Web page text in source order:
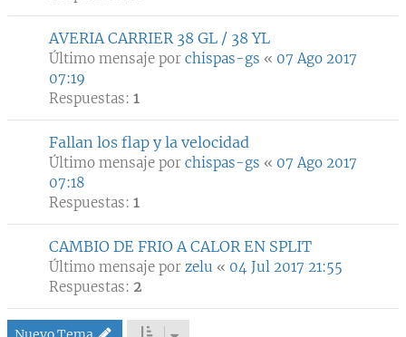
AVERIA CARRIER 38 GL / 38 YL
Último mensaje por chispas-gs « 07 Ago 2017
07:19
Respuestas: 1
Fallan los flap y la velocidad
Último mensaje por chispas-gs « 07 Ago 2017
07:18
Respuestas: 1
CAMBIO DE FRIO A CALOR EN SPLIT
Último mensaje por zelu « 04 Jul 2017 21:55
Respuestas: 2